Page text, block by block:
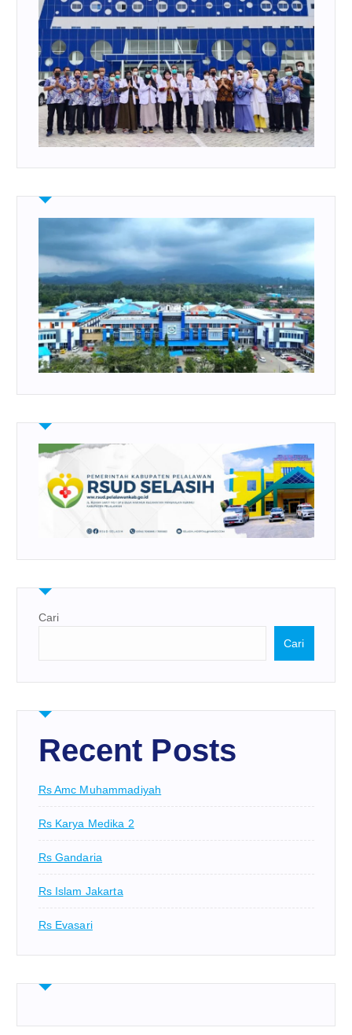
Cari
Cari
Recent Posts
Rs Amc Muhammadiyah
Rs Karya Medika 2
Rs Gandaria
Rs Islam Jakarta
Rs Evasari